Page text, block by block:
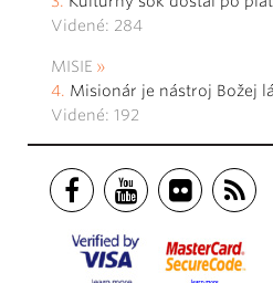
Videné: 284
MISIE
Misionár je nástroj Božej
Videné: 192